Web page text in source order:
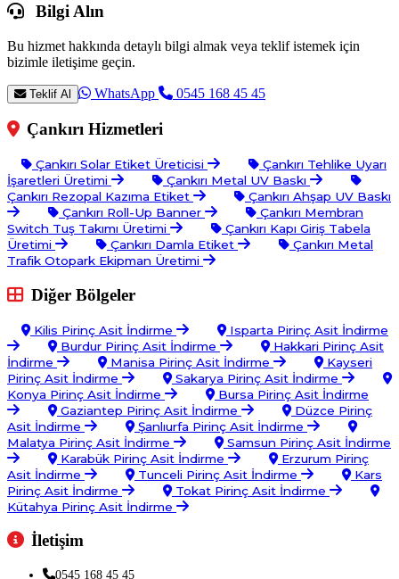
Bilgi Alın
Bu hizmet hakkında detaylı bilgi almak veya teklif istemek için
bizimle iletişime geçin.
Teklif Al WhatsApp 0545 168 45 45
Çankırı Hizmetleri
Çankırı Solar Etiket Üreticisi
Çankırı Tehlike Uyarı
İşaretleri Üretimi
Çankırı Metal UV Baskı
Çankırı Rezopal Kazıma Etiket
Çankırı Ahşap UV Baskı
Çankırı Roll-Up Banner
Çankırı Membran
Switch Tuş Takımı Üretimi
Çankırı Kapı Giriş Tabela
Üretimi
Çankırı Damla Etiket
Çankırı Metal
Trafik Otopark Ekipman Üretimi
Diğer Bölgeler
Kilis Pirinç Asit İndirme
Isparta Pirinç Asit İndirme
Burdur Pirinç Asit İndirme
Hakkari Pirinç Asit
İndirme
Manisa Pirinç Asit İndirme
Kayseri
Pirinç Asit İndirme
Sakarya Pirinç Asit İndirme
Konya Pirinç Asit İndirme
Bursa Pirinç Asit İndirme
Gaziantep Pirinç Asit İndirme
Düzce Pirinç
Asit İndirme
Şanlıurfa Pirinç Asit İndirme
Malatya Pirinç Asit İndirme
Samsun Pirinç Asit İndirme
Karabük Pirinç Asit İndirme
Erzurum Pirinç
Asit İndirme
Tunceli Pirinç Asit İndirme
Kars
Pirinç Asit İndirme
Tokat Pirinç Asit İndirme
Kütahya Pirinç Asit İndirme
İletişim
0545 168 45 45